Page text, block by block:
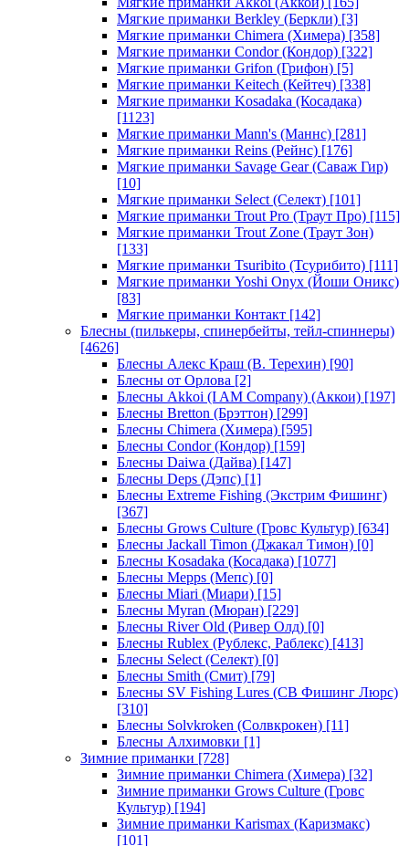
Мягкие приманки Berkley (Беркли) [3]
Мягкие приманки Chimera (Химера) [358]
Мягкие приманки Condor (Кондор) [322]
Мягкие приманки Grifon (Грифон) [5]
Мягкие приманки Keitech (Кейтеч) [338]
Мягкие приманки Kosadaka (Косадака)
[1123]
Мягкие приманки Mann's (Маннс) [281]
Мягкие приманки Reins (Рейнс) [176]
Мягкие приманки Savage Gear (Саваж Гир)
[10]
Мягкие приманки Select (Селект) [101]
Мягкие приманки Trout Pro (Траут Про) [115]
Мягкие приманки Trout Zone (Траут Зон)
[133]
Мягкие приманки Tsuribito (Тсурибито) [111]
Мягкие приманки Yoshi Onyx (Йоши Оникс)
[83]
Мягкие приманки Контакт [142]
Блесны (пилькеры, спинербейты, тейл-спиннеры)
[4626]
Блесны Алекс Краш (В. Терехин) [90]
Блесны от Орлова [2]
Блесны Akkoi (I AM Company) (Аккои) [197]
Блесны Bretton (Брэттон) [299]
Блесны Chimera (Химера) [595]
Блесны Condor (Кондор) [159]
Блесны Daiwa (Дайва) [147]
Блесны Deps (Дэпс) [1]
Блесны Extreme Fishing (Экстрим Фишинг)
[367]
Блесны Grows Culture (Гровс Культур) [634]
Блесны Jackall Timon (Джакал Тимон) [0]
Блесны Kosadaka (Косадака) [1077]
Блесны Mepps (Мепс) [0]
Блесны Miari (Миари) [15]
Блесны Myran (Мюран) [229]
Блесны River Old (Ривер Олд) [0]
Блесны Rublex (Рублекс, Раблекс) [413]
Блесны Select (Селект) [0]
Блесны Smith (Смит) [79]
Блесны SV Fishing Lures (СВ Фишинг Люрс)
[310]
Блесны Solvkroken (Солвкрокен) [11]
Блесны Алхимовки [1]
Зимние приманки [728]
Зимние приманки Chimera (Химера) [32]
Зимние приманки Grows Culture (Гровс
Культур) [194]
Зимние приманки Karismax (Каризмакс)
[101]